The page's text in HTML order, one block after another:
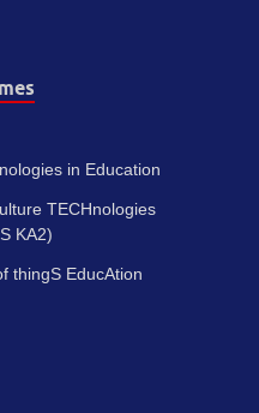
in Education
TECHnologies
KA2)
thingS EducAtion